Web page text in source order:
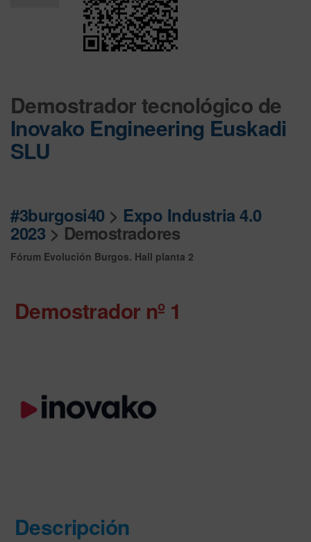
Demostrador tecnológico de
Inovako Engineering Euskadi
SLU
#3burgosi40> Expo Industria 4.0
2023 > Demostradores
Fórum Evolución Burgos. Hall planta 2
Demostrador nº 1
Descripción